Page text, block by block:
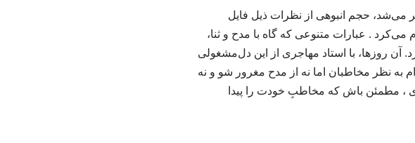
می‌شد، حجم انبوهی از نظرات ذیل فایل
. عبارات متنوعی که گاه با مدح و ثنا،
آن روزها، با استاد مهاجری از این دل‌مشغولی
نظر مخاطبان اما نه از مدح مغرور شو و نه
، مطمئن باش که مخاطبِ خودت را پیدا